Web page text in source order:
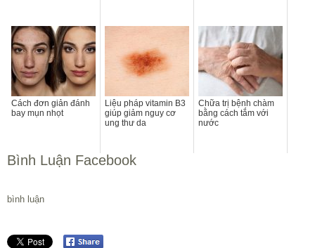
Cách đơn giản đánh
bay mụn nhọt
Liệu pháp vitamin B3
giúp giảm nguy cơ
ung thư da
Chữa trị bệnh chàm
bằng cách tắm với
nước
Bình Luận Facebook
bình luận